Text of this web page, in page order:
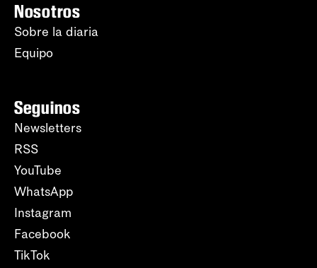
Nosotros
Sobre la diaria
Equipo
Seguinos
Newsletters
RSS
YouTube
WhatsApp
Instagram
Facebook
TikTok